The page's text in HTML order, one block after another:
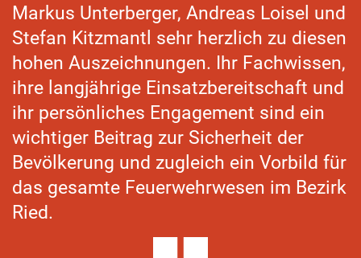
Markus Unterberger, Andreas Loisel und
Stefan Kitzmantl sehr herzlich zu diesen
hohen Auszeichnungen. Ihr Fachwissen,
ihre langjährige Einsatzbereitschaft und
ihr persönliches Engagement sind ein
wichtiger Beitrag zur Sicherheit der
Bevölkerung und zugleich ein Vorbild für
das gesamte Feuerwehrwesen im Bezirk
Ried.